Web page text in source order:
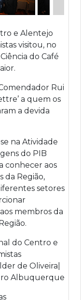
e Alentejo
visitou, no
do Café
Rui
a quem os
a devida
na Atividade
do PIB
conhecer aos
da Região,
setores
membros da
do Centro e
de Oliveira|
Albuquerque